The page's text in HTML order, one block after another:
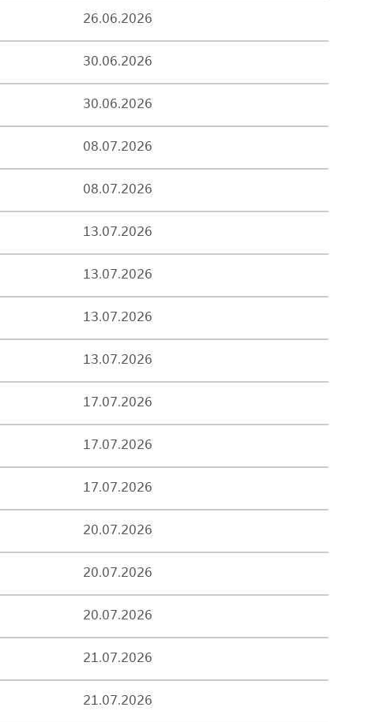
26.06.2026
30.06.2026
30.06.2026
08.07.2026
08.07.2026
13.07.2026
13.07.2026
13.07.2026
13.07.2026
17.07.2026
17.07.2026
17.07.2026
20.07.2026
20.07.2026
20.07.2026
21.07.2026
21.07.2026